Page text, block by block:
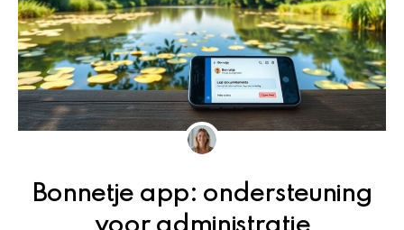
Bonnetje app: ondersteuning